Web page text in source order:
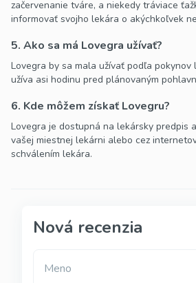
začervenanie tváre, a niekedy tráviace
informovať svojho lekára o akýchkoľvek
5. Ako sa má Lovegra užívať?
Lovegra by sa mala užívať podľa pokynov
užíva asi hodinu pred plánovaným
6. Kde môžem získať Lovegru?
Lovegra je dostupná na lekársky predpis
vašej miestnej lekárni alebo cez
schválením lekára.
Nová recenzia
Meno